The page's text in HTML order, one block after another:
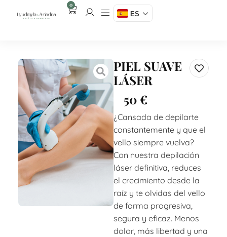
0
ES
PIEL SUAVE
LÁSER
50€
¿Cansada de depilarte
constantemente y que el
vello siempre vuelva?
Con nuestra depilación
láser definitiva, reduces
el crecimiento desde la
raíz y te olvidas del vello
de forma progresiva,
segura y eficaz. Menos
dolor, más libertad y una